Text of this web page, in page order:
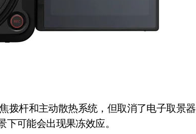
盘换数”了？
草
拨杆和主动散热系统，但取消了电子取景器
下可能会出现果冻效应。